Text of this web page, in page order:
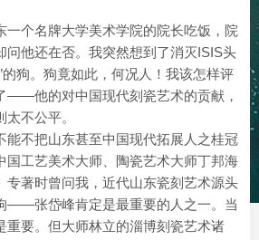
一个名牌大学美术学院的院长吃饭，院
问他还在否。我突然想到了消灭ISIS头
的狗。狗竟如此，何况人！我该怎样评
——他的对中国现代刻瓷艺术的贡献，
不公平。
能不把山东甚至中国现代拓展人之桂冠
国工艺美术大师、陶瓷艺术大师丁邦海
专著时曾问我，近代山东瓷刻艺术源头
——张岱峰肯定是最重要的人之一。当
重要。但大师林立的淄博刻瓷艺术诸